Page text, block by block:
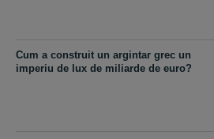
Cum a construit un argintar grec un
imperiu de lux de miliarde de euro?